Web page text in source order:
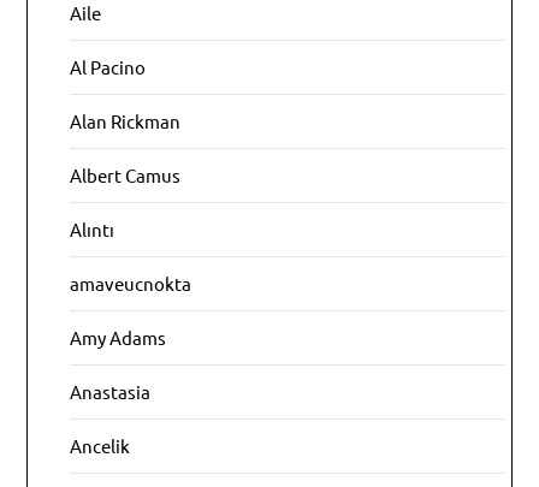
Aile
Al Pacino
Alan Rickman
Albert Camus
Alıntı
amaveucnokta
Amy Adams
Anastasia
Ancelik